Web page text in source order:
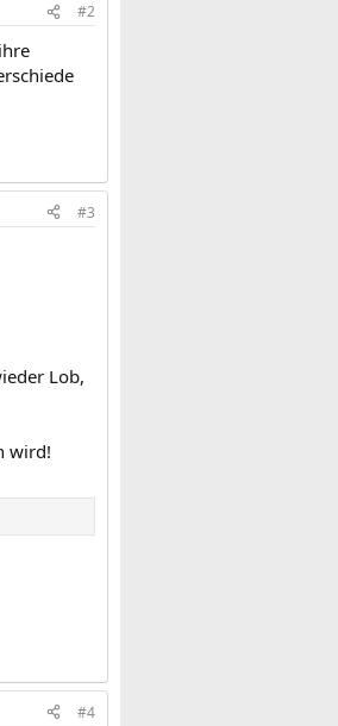
#2
#3
Lob,
wird!
#4